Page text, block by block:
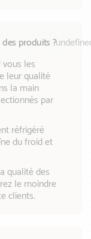
produits ?
les
leur qualité
la main
par
réfrigéré
du froid et
qualité des
le moindre
clients.